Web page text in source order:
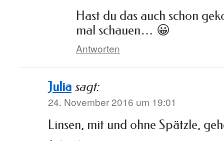
Hast du das auch schon
mal schauen… 😀
Antworten
Julia sagt:
24. November 2016 um 19:01
Linsen, mit und ohne Spätzle,